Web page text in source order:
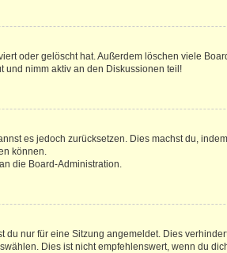
oder gelöscht hat. Außerdem löschen viele
und nimm aktiv an den Diskussionen teil!
es jedoch zurücksetzen. Dies machst du,
können.
die Board-Administration.
nur für eine Sitzung angemeldet. Dies
Dies ist nicht empfehlenswert, wenn du